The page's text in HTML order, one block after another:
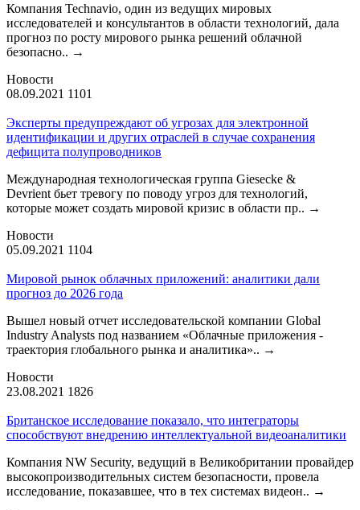
Компания Technavio, один из ведущих мировых
исследователей и консультантов в области технологий, дала
прогноз по росту мирового рынка решений облачной
безопасно.. →
Новости
08.09.2021 1101
Эксперты предупреждают об угрозах для электронной
идентификации и других отраслей в случае сохранения
дефицита полупроводников
Международная технологическая группа Giesecke &
Devrient бьет тревогу по поводу угроз для технологий,
которые может создать мировой кризис в области пр.. →
Новости
05.09.2021 1104
Мировой рынок облачных приложений: аналитики дали
прогноз до 2026 года
Вышел новый отчет исследовательской компании Global
Industry Analysts под названием «Облачные приложения -
траектория глобального рынка и аналитика».. →
Новости
23.08.2021 1826
Британское исследование показало, что интеграторы
способствуют внедрению интеллектуальной видеоаналитики
Компания NW Security, ведущий в Великобритании провайдер
высокопроизводительных систем безопасности, провела
исследование, показавшее, что в тех системах видеон.. →